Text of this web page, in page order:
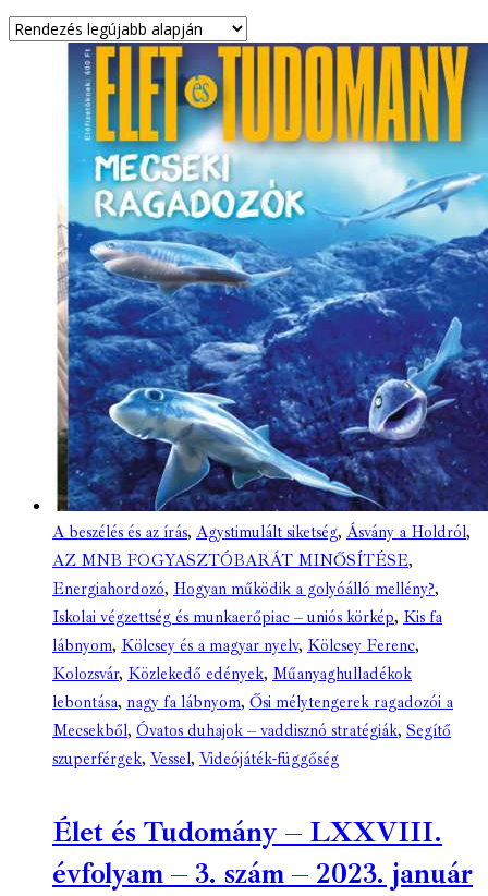
A beszélés és az írás, Agystimulált siketség, Ásvány a Holdról,
AZ MNB FOGYASZTÓBARÁT MINŐSÍTÉSE,
Energiahordozó, Hogyan működik a golyóálló mellény?,
Iskolai végzettség és munkaerőpiac – uniós körkép, Kis fa
lábnyom, Kölcsey és a magyar nyelv, Kölcsey Ferenc,
Kolozsvár, Közlekedő edények, Műanyaghulladékok
lebontása, nagy fa lábnyom, Ősi mélytengerek ragadozói a
Mecsekből, Óvatos duhajok – vaddisznó stratégiák, Segítő
szuperférgek, Vessel, Videójáték-függőség
Élet és Tudomány – LXXVIII.
évfolyam – 3. szám – 2023. január